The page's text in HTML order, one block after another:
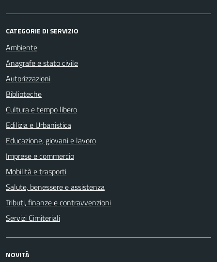
CATEGORIE DI SERVIZIO
Ambiente
Anagrafe e stato civile
Autorizzazioni
Biblioteche
Cultura e tempo libero
Edilizia e Urbanistica
Educazione, giovani e lavoro
Imprese e commercio
Mobilità e trasporti
Salute, benessere e assistenza
Tributi, finanze e contravvenzioni
Servizi Cimiteriali
NOVITÀ